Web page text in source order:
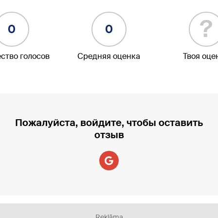
0
голосов
0
Средняя оценка
?
Твоя
Пожалуйста, войдите, чтобы оставить
отзыв